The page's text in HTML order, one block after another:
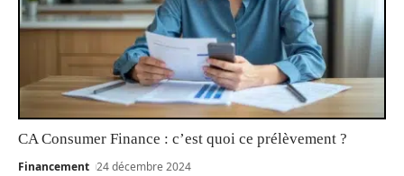
CA Consumer Finance : c’est quoi ce prélèvement ?
Financement 24 décembre 2024